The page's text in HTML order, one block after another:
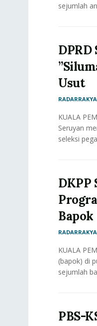
sejumlah
Usut
KUALA
Seruyan
seleksi
DKPP
Bapok
KUALA
(bapok) di
sejumlah
PBS-